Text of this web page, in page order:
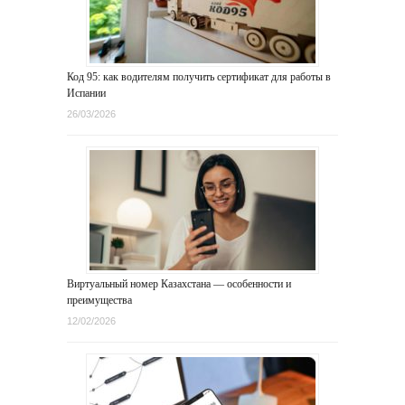
Код 95: как водителям получить сертификат для работы в
Испании
26/03/2026
Виртуальный номер Казахстана — особенности и
преимущества
12/02/2026